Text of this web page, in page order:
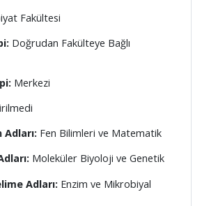
Fakültesi
Doğrudan Fakülteye Bağlı
Merkezi
Adları: Fen Bilimleri ve Matematik
Moleküler Biyoloji ve Genetik
Adları: Enzim ve Mikrobiyal